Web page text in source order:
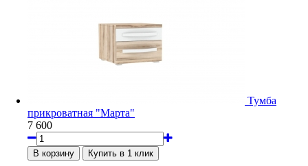
Тумба
прикроватная "Марта"
7 600